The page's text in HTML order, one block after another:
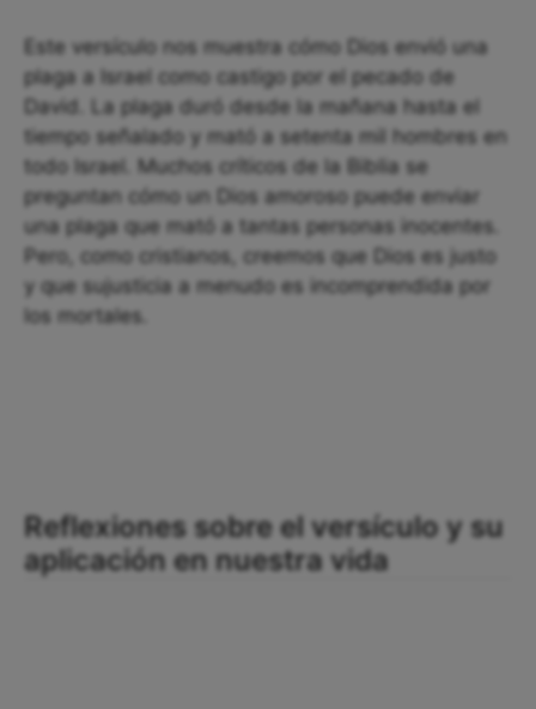
Este versículo nos muestra cómo Dios envió una
plaga a Israel como castigo por el pecado de
David. La plaga duró desde la mañana hasta el
tiempo señalado y mató a setenta mil hombres en
todo Israel. Muchos críticos de la Biblia se
preguntan cómo un Dios amoroso puede enviar
una plaga que mató a tantas personas inocentes.
Pero, como cristianos, creemos que Dios es justo
y que sujusticia a menudo es incomprendida por
los mortales.
Reflexiones sobre el versículo y su
aplicación en nuestra vida